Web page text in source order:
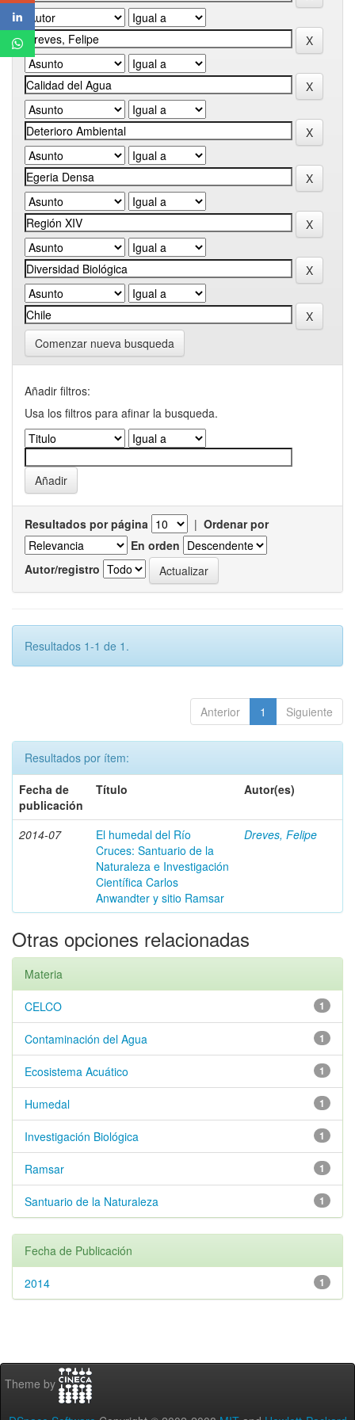
Comenzar nueva busqueda
Añadir filtros:
Usa los filtros para afinar la busqueda.
Resultados por página | Ordenar por
En orden
Autor/registro
Resultados 1-1 de 1.
Anterior 1 Siguiente
Resultados por ítem:
Fecha de
publicación
Título Autor(es)
2014-07
El humedal del Río
Cruces: Santuario de la
Naturaleza e Investigación
Científica Carlos
Anwandter y sitio Ramsar
Dreves, Felipe
Otras opciones relacionadas
Materia
1
CELCO
1
Contaminación del Agua
1
Ecosistema Acuático
1
Humedal
1
Investigación Biológica
1
Ramsar
1
Santuario de la Naturaleza
Fecha de Publicación
1
2014
Theme by